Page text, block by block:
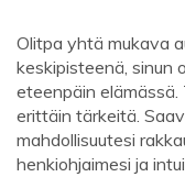
Olitpa yhtä mukava
keskipisteenä, sinun
eteenpäin
erittäin tärkeitä.
mahdollisuutesi
henkiohjaimesi ja